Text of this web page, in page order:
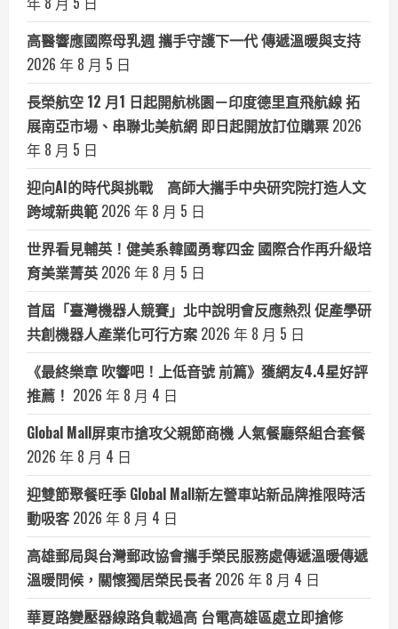
高醫響應國際母乳週 攜手守護下一代 傳遞溫暖與支持
2026 年 8 月 5 日
長榮航空 12 月1 日起開航桃園－印度德里直飛航線 拓
展南亞市場、串聯北美航網 即日起開放訂位購票 2026
年 8 月 5 日
迎向AI的時代與挑戰 高師大攜手中央研究院打造人文
跨域新典範 2026 年 8 月 5 日
世界看見輔英！健美系韓國勇奪四金 國際合作再升級培
育美業菁英 2026 年 8 月 5 日
首屆「臺灣機器人競賽」北中說明會反應熱烈 促產學研
共創機器人產業化可行方案 2026 年 8 月 5 日
《最終樂章 吹響吧！上低音號 前篇》獲網友4.4星好評
推薦！ 2026 年 8 月 4 日
Global Mall屏東市搶攻父親節商機 人氣餐廳祭組合套餐
2026 年 8 月 4 日
迎雙節聚餐旺季 Global Mall新左營車站新品牌推限時活
動吸客 2026 年 8 月 4 日
高雄郵局與台灣郵政協會攜手榮民服務處傳遞溫暖傳遞
溫暖問候，關懷獨居榮民長者 2026 年 8 月 4 日
華夏路變壓器線路負載過高 台電高雄區處立即搶修